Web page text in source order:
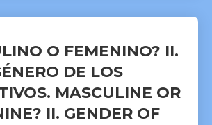
O FEMENINO? II.
DE LOS
MASCULINE OR
II. GENDER OF